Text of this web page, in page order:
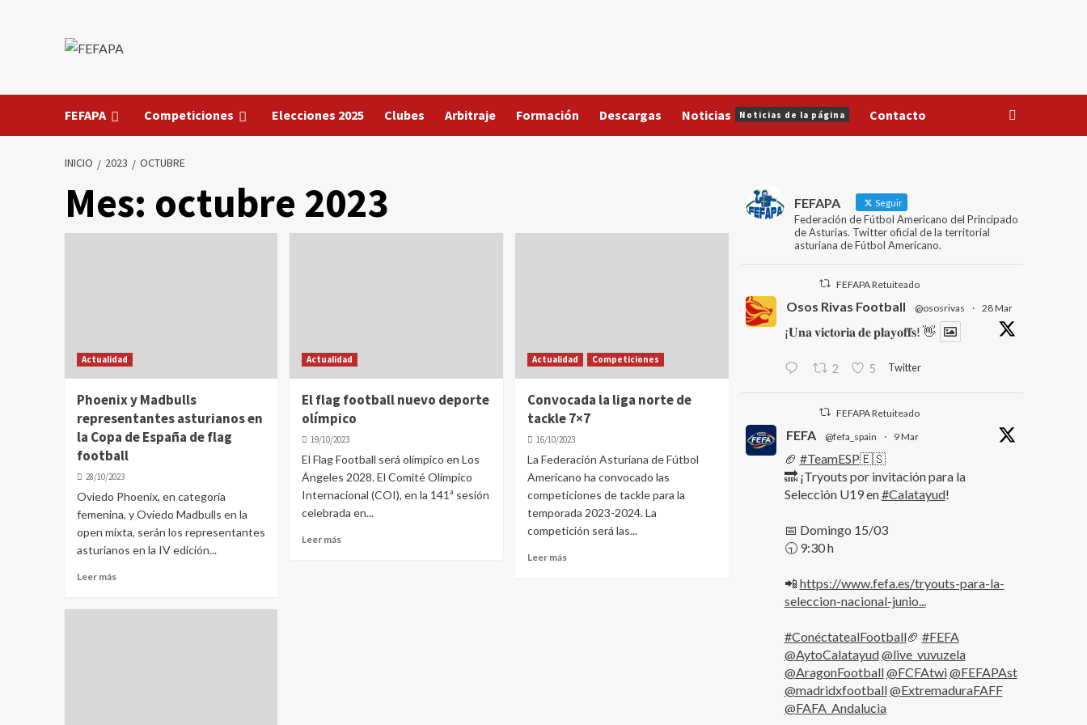
FEFAPA Competiciones Elecciones 2025 Clubes Arbitraje Formación Descargas Noticias Noticias de la página Contacto
INICIO 2023 OCTUBRE
Mes: octubre 2023
Actualidad
Phoenix y Madbulls
representantes asturianos en
la Copa de España de flag
football
28/10/2023
Oviedo Phoenix, en categoría
femenina, y Oviedo Madbulls en la
open mixta, serán los representantes
asturianos en la IV edición...
Leer más
Actualidad
El flag football nuevo deporte
olímpico
19/10/2023
El Flag Football será olímpico en Los
Ángeles 2028. El Comité Olímpico
Internacional (COI), en la 141ª sesión
celebrada en...
Leer más
Actualidad Competiciones
Convocada la liga norte de
tackle 7×7
16/10/2023
La Federación Asturiana de Fútbol
Americano ha convocado las
competiciones de tackle para la
temporada 2023-2024. La
competición será las...
Leer más
FEFAPA Seguir
Federación de Fútbol Americano del Principado
de Asturias. Twitter oficial de la territorial
asturiana de Fútbol Americano.
FEFAPA Retuiteado
Osos Rivas Football @ososrivas · 28 Mar
¡𝐔𝐧𝐚 𝐯𝐢𝐜𝐭𝐨𝐫𝐢𝐚 𝐝𝐞 𝐩𝐥𝐚𝐲𝐨𝐟𝐟𝐬! 👋
2 5 Twitter
FEFAPA Retuiteado
FEFA @fefa_spain · 9 Mar
🏈 #TeamESP🇪🇸
🔜 ¡Tryouts por invitación para la
Selección U19 en#Calatayud!
📅 Domingo 15/03
🕤 9:30 h
📲 https://www.fefa.es/tryouts-para-la-
seleccion-nacional-junio...
#ConéctatealFootball🏈 #FEFA
@AytoCalatayud@live_vuvuzela
@AragonFootball@FCFAtwi@FEFAPAst
@madridxfootball@ExtremaduraFAFF
@FAFA_Andalucia